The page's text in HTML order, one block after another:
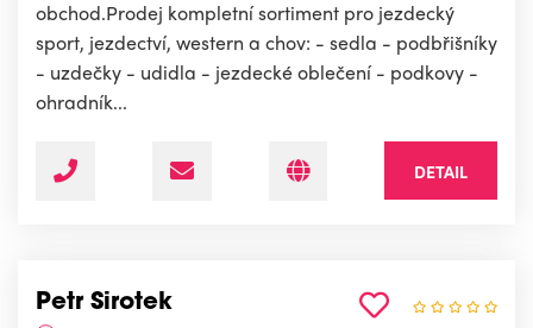
obchod.Prodej kompletní sortiment pro jezdecký
sport, jezdectví, western a chov: - sedla - podbřišníky
- uzdečky - udidla - jezdecké oblečení - podkovy -
ohradník...
DETAIL
Petr Sirotek